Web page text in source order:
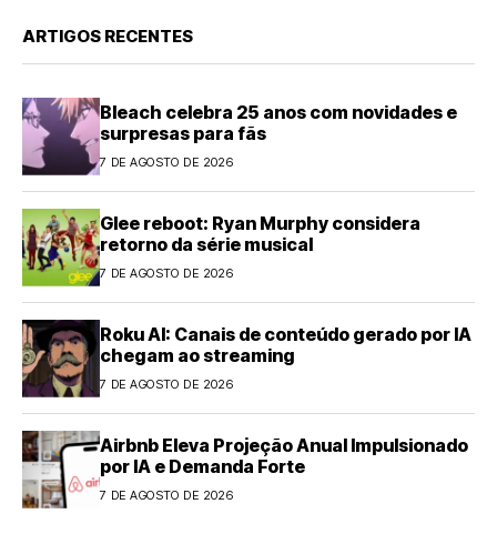
ARTIGOS RECENTES
Bleach celebra 25 anos com novidades e
surpresas para fãs
7 DE AGOSTO DE 2026
Glee reboot: Ryan Murphy considera
retorno da série musical
7 DE AGOSTO DE 2026
Roku AI: Canais de conteúdo gerado por IA
chegam ao streaming
7 DE AGOSTO DE 2026
Airbnb Eleva Projeção Anual Impulsionado
por IA e Demanda Forte
7 DE AGOSTO DE 2026